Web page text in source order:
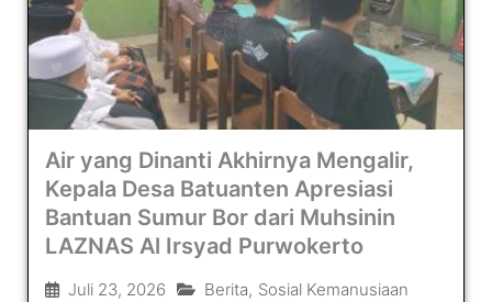
Air yang Dinanti Akhirnya Mengalir,
Kepala Desa Batuanten Apresiasi
Bantuan Sumur Bor dari Muhsinin
LAZNAS Al Irsyad Purwokerto
Juli 23, 2026 Berita, Sosial Kemanusiaan